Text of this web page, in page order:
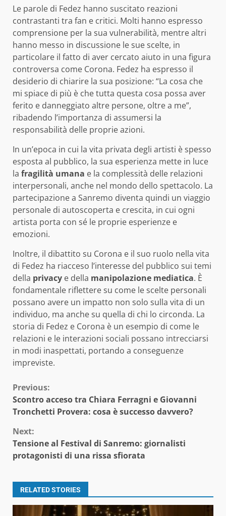
Le parole di Fedez hanno suscitato reazioni
contrastanti tra fan e critici. Molti hanno espresso
comprensione per la sua vulnerabilità, mentre altri
hanno messo in discussione le sue scelte, in
particolare il fatto di aver cercato aiuto in una figura
controversa come Corona. Fedez ha espresso il
desiderio di chiarire la sua posizione: “La cosa che
mi spiace di più è che tutta questa cosa possa aver
ferito e danneggiato altre persone, oltre a me”,
ribadendo l’importanza di assumersi la
responsabilità delle proprie azioni.
In un’epoca in cui la vita privata degli artisti è spesso
esposta al pubblico, la sua esperienza mette in luce
la fragilità umana e la complessità delle relazioni
interpersonali, anche nel mondo dello spettacolo. La
partecipazione a Sanremo diventa quindi un viaggio
personale di autoscoperta e crescita, in cui ogni
artista porta con sé le proprie esperienze e
emozioni.
Inoltre, il dibattito su Corona e il suo ruolo nella vita
di Fedez ha riacceso l’interesse del pubblico sui temi
della privacy e della manipolazione mediatica. È
fondamentale riflettere su come le scelte personali
possano avere un impatto non solo sulla vita di un
individuo, ma anche su quella di chi lo circonda. La
storia di Fedez e Corona è un esempio di come le
relazioni e le interazioni sociali possano intrecciarsi
in modi inaspettati, portando a conseguenze
impreviste.
Continue
Reading
Previous:
Scontro acceso tra Chiara Ferragni e Giovanni
Tronchetti Provera: cosa è successo davvero?
Next:
Tensione al Festival di Sanremo: giornalisti
protagonisti di una rissa sfiorata
RELATED STORIES